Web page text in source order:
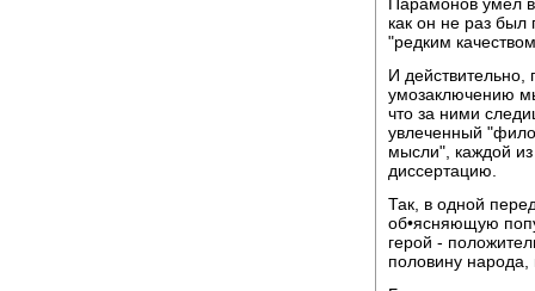
как он не раз был
"редким
И
умозаключению
что за ними
увлеченный
мысли", каждой
диссертацию.
Так, в одной
об•ясняющую
герой -
половину народа,